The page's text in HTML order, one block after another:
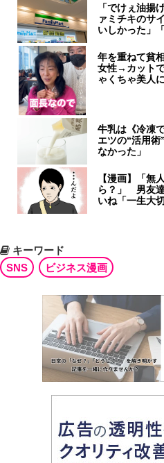
「でけぇ油揚
ァミチキのサ
いしかった」
年を重ねて貧
女性→カット
ゃくちゃ美人
牛乳は《冷凍
エツの“活用術
なかった」
【漫画】「無
ら？」 男友
いね「一生大
キーワード
SNS
ビジネス漫画